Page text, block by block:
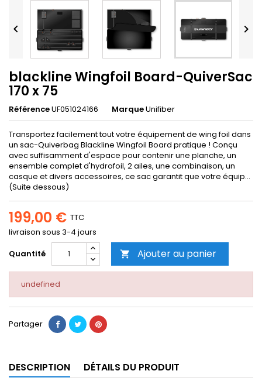
 
blackline Wingfoil Board-QuiverSac
170 x 75
RéférenceUF051024166 MarqueUnifiber
Transportez facilement tout votre équipement de wing foil dans
un sac-Quiverbag Blackline Wingfoil Board pratique ! Conçu
avec suffisamment d'espace pour contenir une planche, un
ensemble complet d'hydrofoil, 2 ailes, une combinaison, un
casque et divers accessoires, ce sac garantit que votre équip...
(Suite dessous)
199,00 € TTC
livraison sous 3-4 jours
Quantité
 Ajouter au panier
undefined
Partager
DESCRIPTION DÉTAILS DU PRODUIT